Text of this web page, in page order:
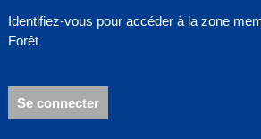
Identifiez-vous pour accéder à la zone
Forêt
Se connecter